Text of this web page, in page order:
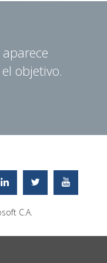
objetivo.
C.A.